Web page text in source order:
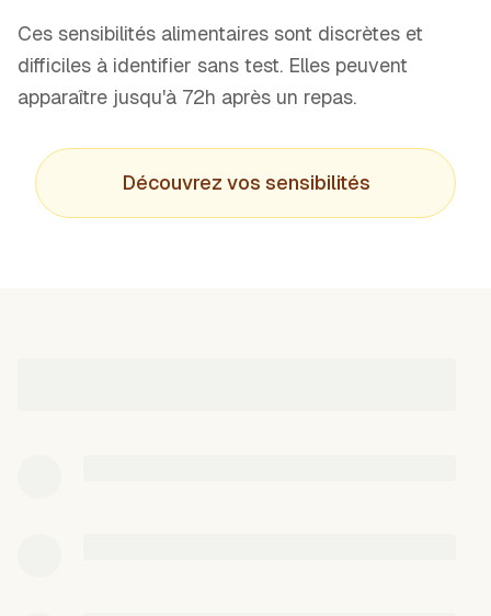
Ces sensibilités alimentaires sont discrètes et
difficiles à identifier sans test. Elles peuvent
apparaître jusqu'à 72h après un repas.
Découvrez vos sensibilités